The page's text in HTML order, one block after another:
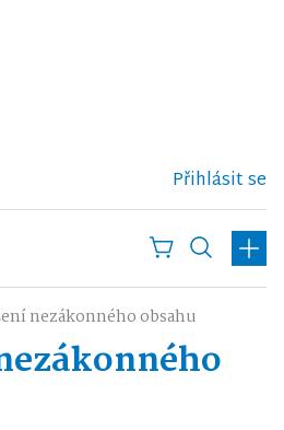
Přihlásit se
nezákonného obsahu